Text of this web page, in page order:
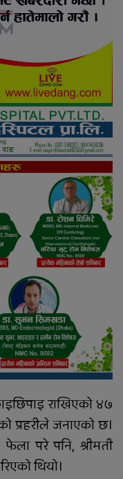
शुक्रबार
शिविर
राखिएको ४७
प्रहरीले जनाएको छ।
परे पनि, श्रीमती
थियो।